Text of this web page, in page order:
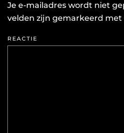
Je e-mailadres wordt niet
velden zijn gemarkeerd met
REACTIE